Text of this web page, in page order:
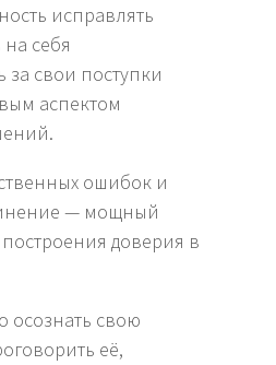
исправлять
себя
за свои поступки
аспектом
ошибок и
— мощный
доверия в
осознать свою
её,